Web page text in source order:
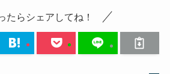
たらシェアしてね！